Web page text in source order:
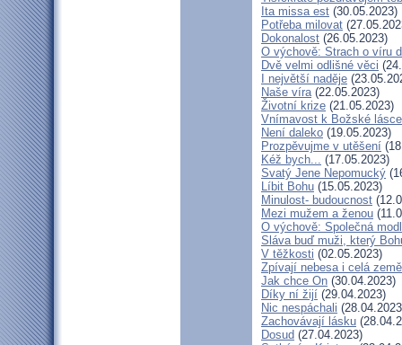
Ita missa est (30.05.2023)
Potřeba milovat
Dokonalost (26.05.2023)
O výchově: Strach o víru
Dvě velmi odlišné věci
I největší naděje
Naše víra(22.05.2023)
Životní krize (21.05.2023)
Vnímavost k Božské
Není daleko (19.05.2023)
Prozpěvujme v utěšení
Kéž bych... (17.05.2023)
Svatý Jene Nepomucký
Líbit Bohu (15.05.2023)
Minulost- budoucnost
Mezi mužem a ženou
O výchově: Společná
Sláva buď muži, který
V těžkosti (02.05.2023)
Zpívají nebesa i celá země
Jak chce On (30.04.2023)
Díky ní žijí (29.04.2023)
Nic nespáchali
Zachovávají lásku
Dosud (27.04.2023)